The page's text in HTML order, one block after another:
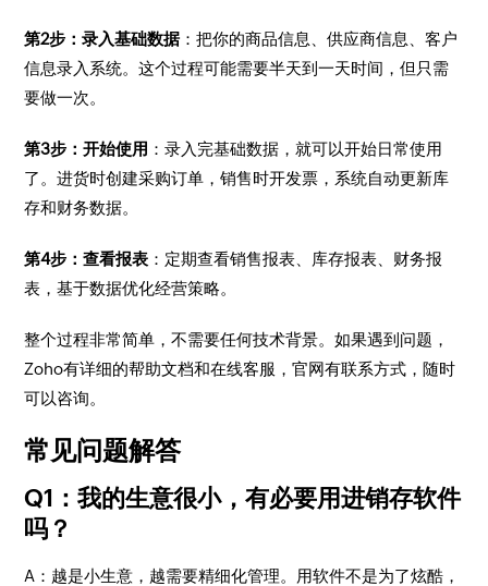
第2步：录入基础数据 ：把你的商品信息、供应商信息、客户
信息录入系统。这个过程可能需要半天到一天时间，但只需
要做一次。
第3步：开始使用 ：录入完基础数据，就可以开始日常使用
了。进货时创建采购订单，销售时开发票，系统自动更新库
存和财务数据。
第4步：查看报表 ：定期查看销售报表、库存报表、财务报
表，基于数据优化经营策略。
整个过程非常简单，不需要任何技术背景。如果遇到问题，
Zoho有详细的帮助文档和在线客服，官网有联系方式，随时
可以咨询。
常见问题解答
Q1：我的生意很小，有必要用进销存软件
吗？
A：越是小生意，越需要精细化管理。用软件不是为了炫酷，